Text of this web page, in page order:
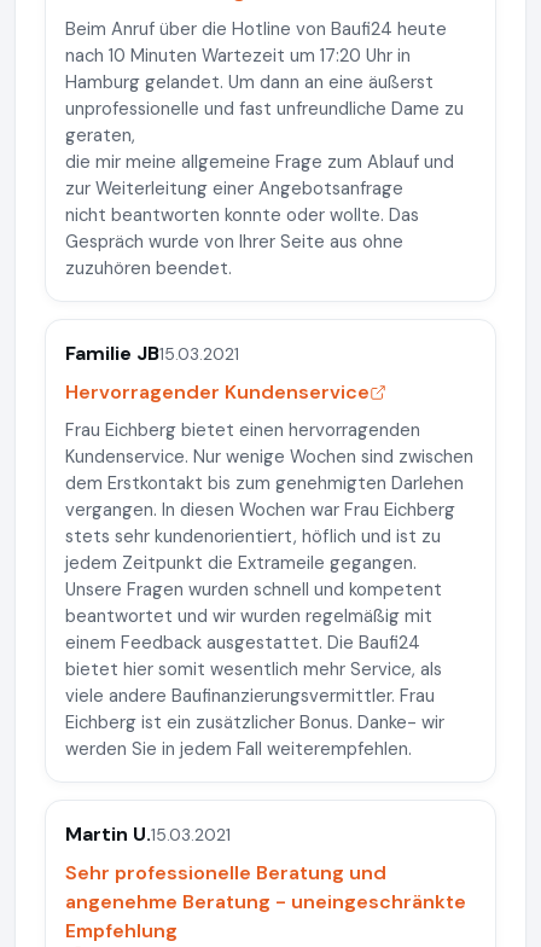
Beim Anruf über die Hotline von Baufi24 heute
nach 10 Minuten Wartezeit um 17:20 Uhr in
Hamburg gelandet. Um dann an eine äußerst
unprofessionelle und fast unfreundliche Dame zu
geraten,
die mir meine allgemeine Frage zum Ablauf und
zur Weiterleitung einer Angebotsanfrage
nicht beantworten konnte oder wollte. Das
Gespräch wurde von Ihrer Seite aus ohne
zuzuhören beendet.
Familie JB15.03.2021
Hervorragender Kundenservice
Frau Eichberg bietet einen hervorragenden
Kundenservice. Nur wenige Wochen sind zwischen
dem Erstkontakt bis zum genehmigten Darlehen
vergangen. In diesen Wochen war Frau Eichberg
stets sehr kundenorientiert, höflich und ist zu
jedem Zeitpunkt die Extrameile gegangen.
Unsere Fragen wurden schnell und kompetent
beantwortet und wir wurden regelmäßig mit
einem Feedback ausgestattet. Die Baufi24
bietet hier somit wesentlich mehr Service, als
viele andere Baufinanzierungsvermittler. Frau
Eichberg ist ein zusätzlicher Bonus. Danke- wir
werden Sie in jedem Fall weiterempfehlen.
Martin U.15.03.2021
Sehr professionelle Beratung und
angenehme Beratung - uneingeschränkte
Empfehlung